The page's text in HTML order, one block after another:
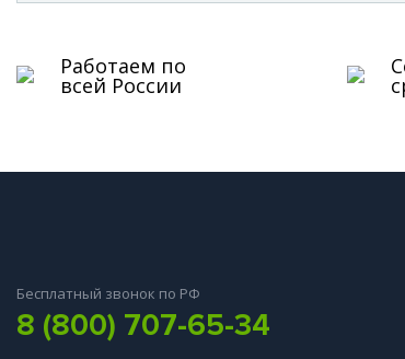
Работаем по
всей России
Бесплатный звонок по РФ
8 (800) 707-65-34